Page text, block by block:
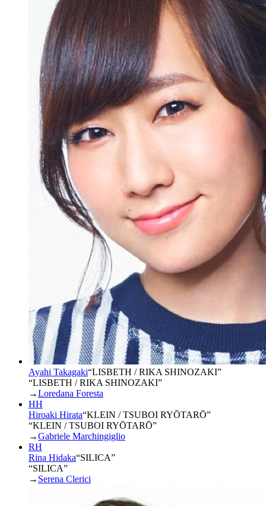
Ayahi Takagaki“LISBETH / RIKA SHINOZAKI”
“LISBETH / RIKA SHINOZAKI”
→Loredana Foresta
HH
Hiroaki Hirata“KLEIN / TSUBOI RYŌTARŌ”
“KLEIN / TSUBOI RYŌTARŌ”
→Gabriele Marchingiglio
RH
Rina Hidaka“SILICA”
“SILICA”
→ Serena Clerici